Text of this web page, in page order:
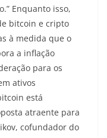
Enquanto isso,
bitcoin e cripto
à medida que o
a inflação
para os
ativos
está
atraente para
cofundador do